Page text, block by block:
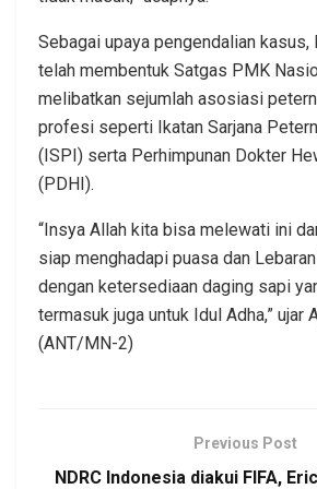
Sebagai upaya pengendalian kasus,
telah membentuk Satgas PMK
melibatkan sejumlah asosiasi
profesi seperti Ikatan Sarjana
(ISPI) serta Perhimpunan Dokter
(PDHI).
“Insya Allah kita bisa melewati ini
siap menghadapi puasa dan
dengan ketersediaan daging sapi
termasuk juga untuk Idul Adha,” ujar
(ANT/MN-2)
Previous Post
NDRC Indonesia diakui FIFA,